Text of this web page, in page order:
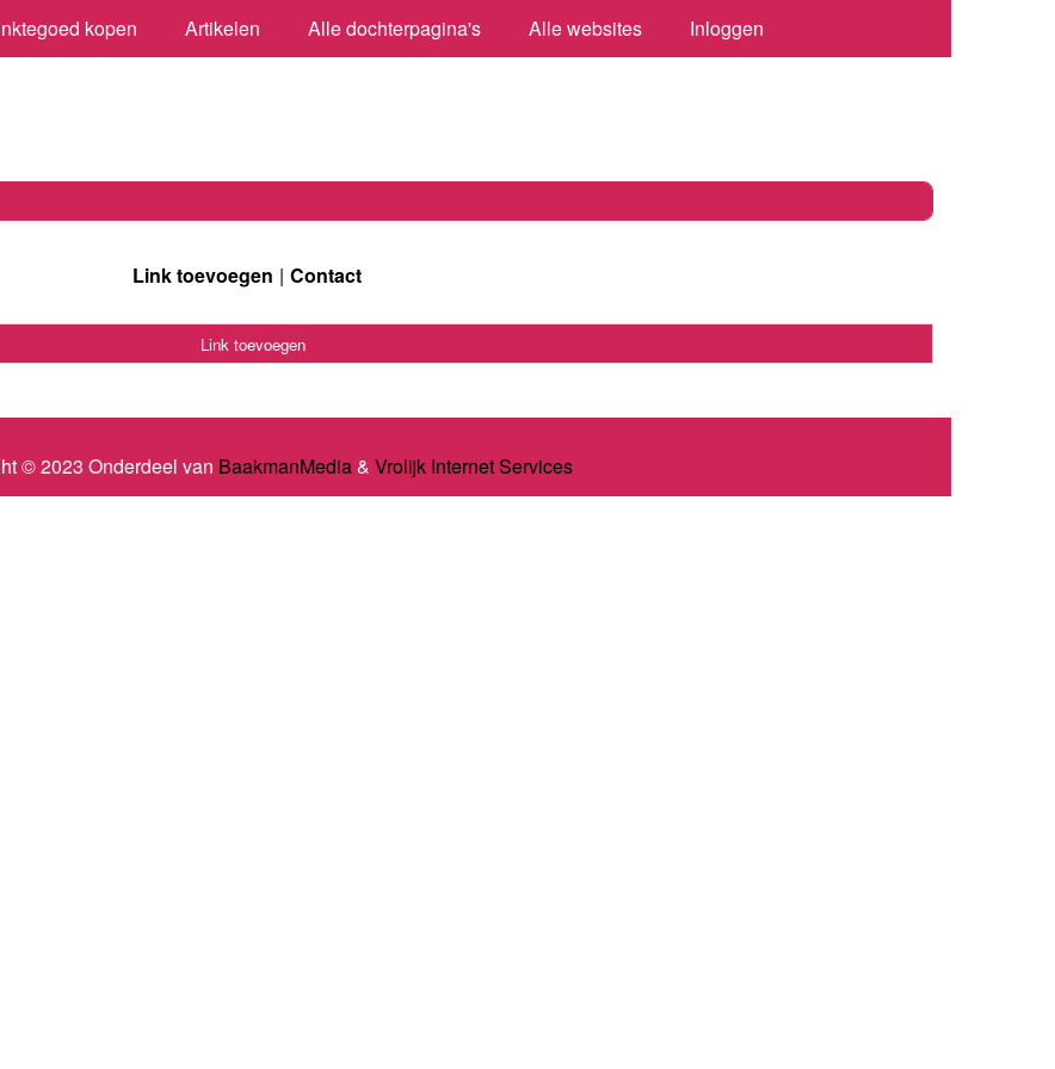
kopen Artikelen Alle dochterpagina's Alle websites Inloggen
Link toevoegen Contact
Link toevoegen
© 2023 Onderdeel van BaakmanMedia& Vrolijk Internet Services